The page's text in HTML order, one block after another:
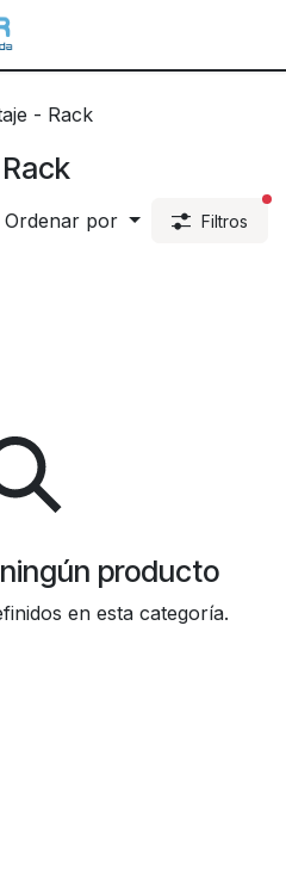
- Rack
Ordenar por Filtros
producto
en esta categoría.